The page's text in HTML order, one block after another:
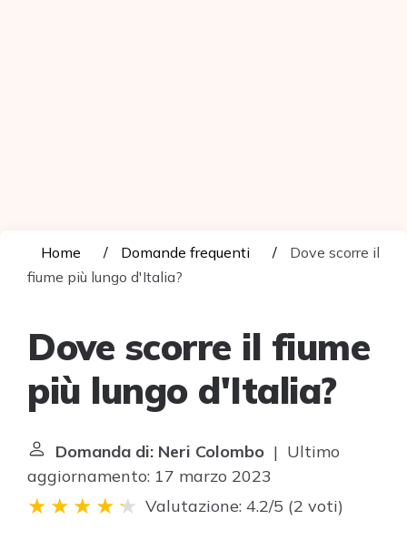
Home Domande frequenti
Dove scorre il
fiume più lungo d'Italia?
Dove scorre il fiume
più lungo d'Italia?
Domanda di: Neri Colombo | Ultimo
aggiornamento: 17 marzo 2023
Valutazione: 4.2/5 (2 voti)